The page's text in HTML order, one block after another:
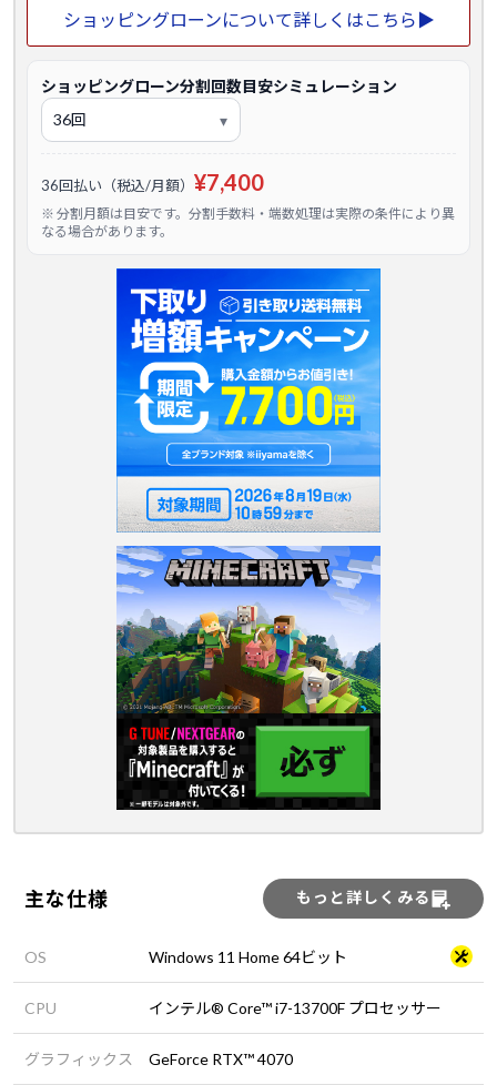
ショッピングローンについて詳しくはこちら▶
ショッピングローン分割回数目安シミュレーション
36回払い（税込/月額） ¥7,400
※ 分割月額は目安です。分割手数料・端数処理は実際の条件により異
なる場合があります。
主な仕様 もっと詳しくみる
OS Windows 11 Home 64ビット
CPU インテル® Core™ i7-13700F プロセッサー
グラフィックス GeForce RTX™ 4070